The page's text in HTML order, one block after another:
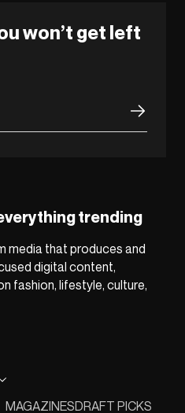
won’t get left
trending
media that produces and
digital content,
fashion, lifestyle, culture,
MAGAZINESDRAFT PICKS